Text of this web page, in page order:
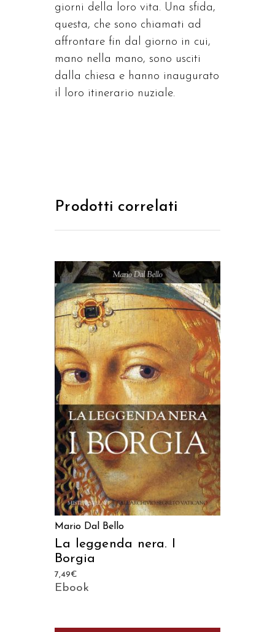
giorni della loro vita. Una sfida,
questa, che sono chiamati ad
affrontare fin dal giorno in cui,
mano nella mano, sono usciti
dalla chiesa e hanno inaugurato
il loro itinerario nuziale.
Prodotti correlati
AGGIUNGI AL CARRELLO
Mario Dal Bello
La leggenda nera. I
Borgia
7,49€
Ebook